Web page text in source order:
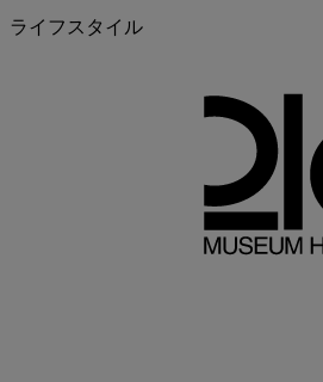
ライフスタイル